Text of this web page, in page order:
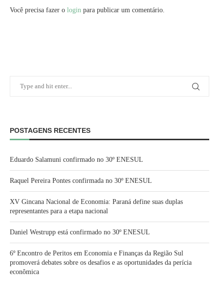
Você precisa fazer o login para publicar um comentário.
POSTAGENS RECENTES
Eduardo Salamuni confirmado no 30º ENESUL
Raquel Pereira Pontes confirmada no 30º ENESUL
XV Gincana Nacional de Economia: Paraná define suas duplas
representantes para a etapa nacional
Daniel Westrupp está confirmado no 30º ENESUL
6º Encontro de Peritos em Economia e Finanças da Região Sul
promoverá debates sobre os desafios e as oportunidades da perícia
econômica